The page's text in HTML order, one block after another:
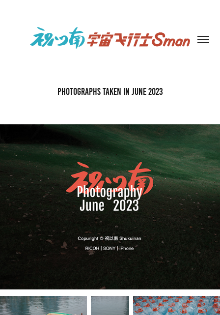
Photographs taken in June 2023